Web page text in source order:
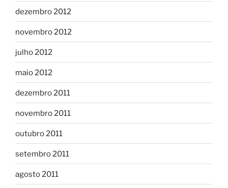
dezembro 2012
novembro 2012
julho 2012
maio 2012
dezembro 2011
novembro 2011
outubro 2011
setembro 2011
agosto 2011